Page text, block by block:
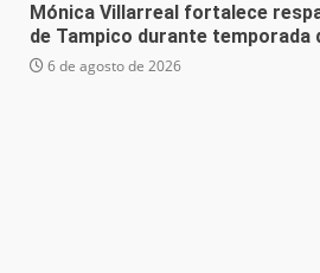
Mónica Villarreal fortalece
de Tampico durante temporada
6 de agosto de 2026